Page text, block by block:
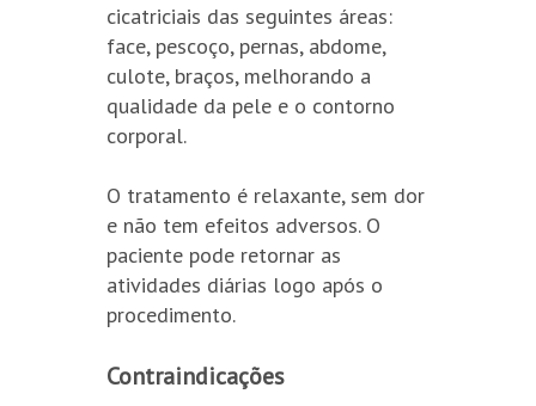
cicatriciais das seguintes áreas:
face, pescoço, pernas, abdome,
culote, braços, melhorando a
qualidade da pele e o contorno
corporal.
O tratamento é relaxante, sem dor
e não tem efeitos adversos. O
paciente pode retornar as
atividades diárias logo após o
procedimento.
Contraindicações